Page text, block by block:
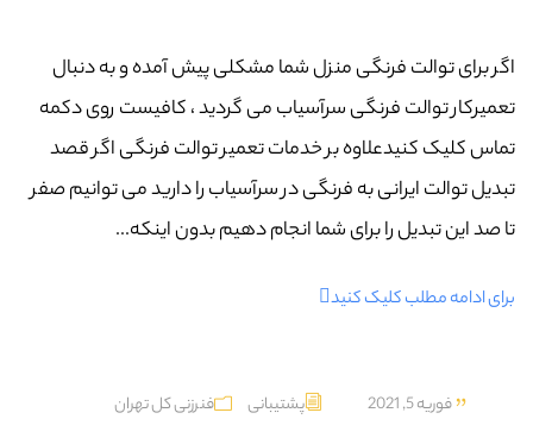
اگر برای توالت فرنگی منزل شما مشکلی پیش آمده و به دنبال
تعمیرکار توالت فرنگی سرآسیاب می گردید ، کافیست روی دکمه
تماس کلیک کنیدعلاوه بر خدمات تعمیر توالت فرنگی اگر قصد
تبدیل توالت ایرانی به فرنگی در سرآسیاب را دارید می توانیم صفر
تا صد این تبدیل را برای شما انجام دهیم بدون اینکه...
برای ادامه مطلب کلیک کنید
فوریه 5, 2021 پشتیبانی فنرزنی کل تهران